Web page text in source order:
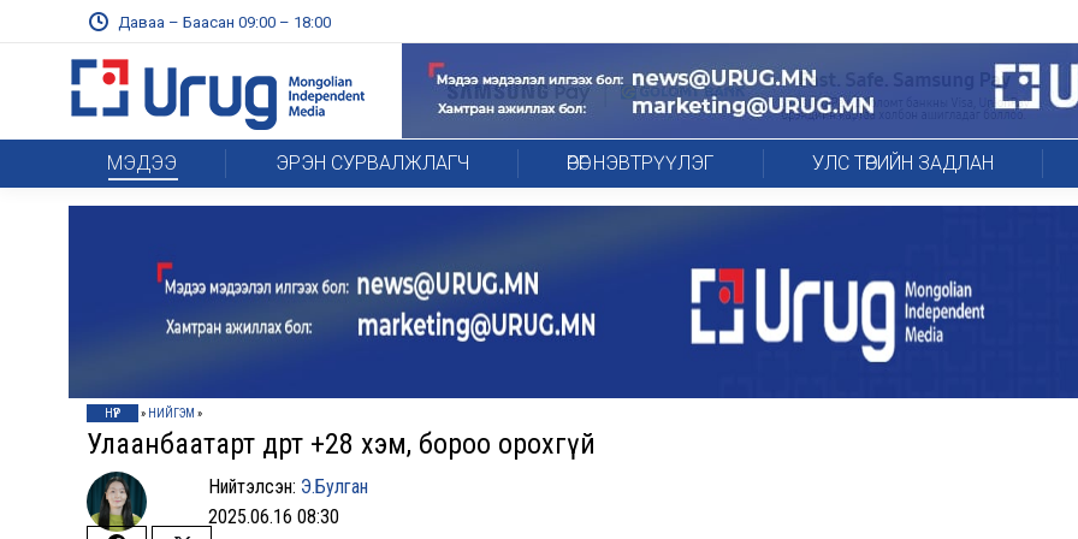
Даваа – Баасан 09:00 – 18:00
МЭДЭЭ ЭРЭН СУРВАЛЖЛАГЧ ӨРӨГ НЭВТРҮҮЛЭГ УЛС ТӨРИЙН ЗАДЛАН
НҮҮР » НИЙГЭМ »
Улаанбаатарт өдөртөө +28 хэм, бороо орохгүй
Нийтэлсэн: Э.Булган
2025.06.16 08:30